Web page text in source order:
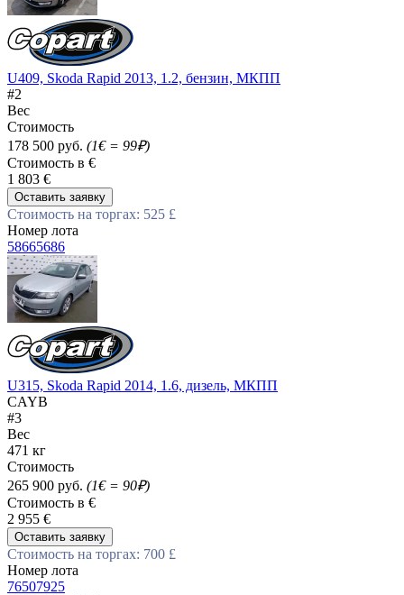
U409, Skoda Rapid 2013, 1.2, бензин, МКПП
#2
Вес
Стоимость
178 500 руб. (1€ = 99₽)
Стоимость в €
1 803 €
Оставить заявку
Стоимость на торгах: 525 £
Номер лота
58665686
U315, Skoda Rapid 2014, 1.6, дизель, МКПП
CAYB
#3
Вес
471 кг
Стоимость
265 900 руб. (1€ = 90₽)
Стоимость в €
2 955 €
Оставить заявку
Стоимость на торгах: 700 £
Номер лота
76507925